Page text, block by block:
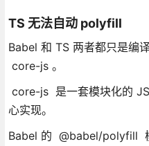
TS 无法自动 polyfill
Babel 和 TS 两者都只是编
core-js 。
core-js 是一套模块化的
心实现。
Babel 的 @babel/polyfill